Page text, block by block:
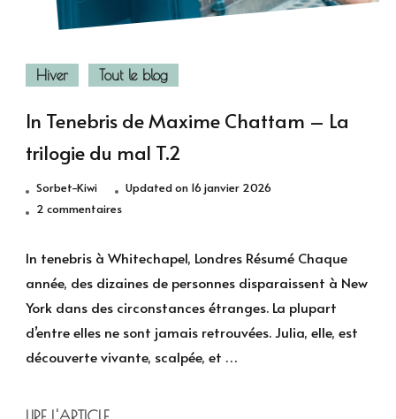
Hiver Tout le blog
In Tenebris de Maxime Chattam – La
trilogie du mal T.2
Sorbet-Kiwi Updated on 16 janvier 2026
2 commentairessur
Tenebris
Maxime
Chattam –
La
trilogie
In tenebris à Whitechapel, Londres Résumé Chaque
année, des dizaines de personnes disparaissent à New
York dans des circonstances étranges. La plupart
d’entre elles ne sont jamais retrouvées. Julia, elle, est
découverte vivante, scalpée, et …